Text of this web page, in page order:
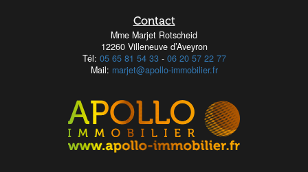
Contact
Mme Marjet Rotscheid
12260 Villeneuve d’Aveyron
Tél: 05 65 81 54 33- 06 20 57 22 77
Mail: marjet@apollo-immobilier.fr